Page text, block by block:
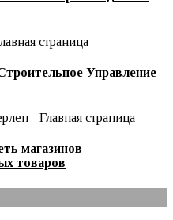
Управление
магазинов
товаров